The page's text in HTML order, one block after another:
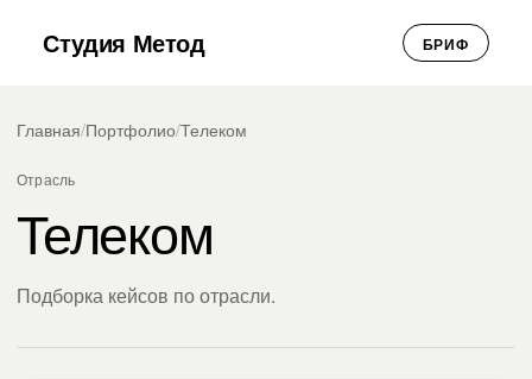
Студия Метод БРИФ
Главная/Портфолио/Телеком
Отрасль
Телеком
Подборка кейсов по отрасли.